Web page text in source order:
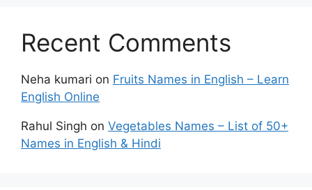
Recent Comments
Neha kumari on Fruits Names in English – Learn
English Online
Rahul Singh on Vegetables Names – List of 50+
Names in English & Hindi